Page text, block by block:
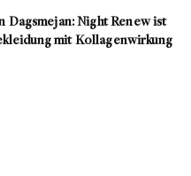
Dagsmejan: Night Renew ist
mit Kollagenwirkung